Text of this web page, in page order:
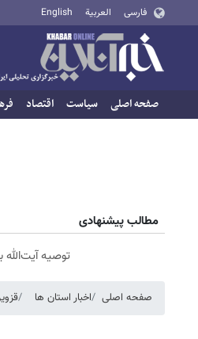
فارسی العربية English
صفحه اصلی سیاست اقتصاد
مطالب پیشنهادی
توصیه
صفحه اصلی اخبار استان ها